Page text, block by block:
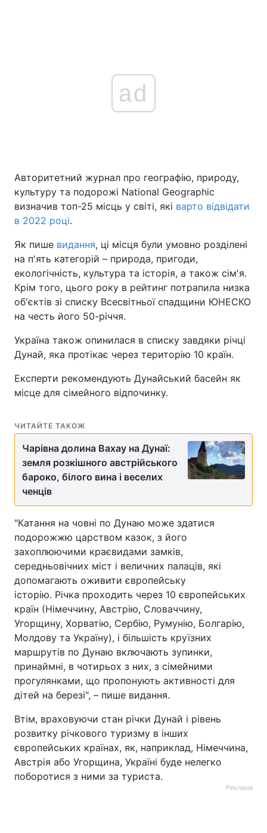
ad
Авторитетний журнал про географію, природу,
культуру та подорожі National Geographic
визначив топ-25 місць у світі, які варто відвідати
в 2022 році.
Як пише видання, ці місця були умовно розділені
на п'ять категорій – природа, пригоди,
екологічність, культура та історія, а також сім'я.
Крім того, цього року в рейтинг потрапила низка
об'єктів зі списку Всесвітньої спадщини ЮНЕСКО
на честь його 50-річчя.
Україна також опинилася в списку завдяки річці
Дунай, яка протікає через територію 10 країн.
Експерти рекомендують Дунайський басейн як
місце для сімейного відпочинку.
ЧИТАЙТЕ ТАКОЖ
Чарівна долина Вахау на Дунаї:
земля розкішного австрійського
бароко, білого вина і веселих
ченців
"Катання на човні по Дунаю може здатися
подорожжю царством казок, з його
захоплюючими краєвидами замків,
середньовічних міст і величних палаців, які
допомагають оживити європейську
історію. Річка проходить через 10 європейських
країн (Німеччину, Австрію, Словаччину,
Угорщину, Хорватію, Сербію, Румунію, Болгарію,
Молдову та Україну), і більшість круїзних
маршрутів по Дунаю включають зупинки,
принаймні, в чотирьох з них, з сімейними
прогулянками, що пропонують активності для
дітей на березі", – пише видання.
Втім, враховуючи стан річки Дунай і рівень
розвитку річкового туризму в інших
європейських країнах, як, наприклад, Німеччина,
Австрія або Угорщина, Україні буде нелегко
поборотися з ними за туриста.
Реклама